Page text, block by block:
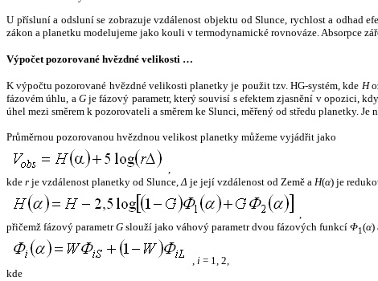
U přísluní a odsluní se zobrazuje vzdálenost objektu od Slunce, rychlost a odhad
zákon a planetku modelujeme jako kouli v termodynamické rovnováze. Absorpce
Výpočet pozorované hvězdné velikosti …
K výpočtu pozorované hvězdné velikosti planetky je použit tzv. HG-systém, kde H
fázovém úhlu, a Gje fázový parametr, který souvisí s efektem zjasnění v opozici,
úhel mezi směrem k pozorovateli a směrem ke Slunci, měřený od středu planetky.
Průměrnou pozorovanou hvězdnou velikost planetky můžeme vyjádřit jako
,
kde r je vzdálenost planetky od Slunce,Δ je její vzdálenost od Země a H(α) je
,
přičemž fázový parametrG slouží jako váhový parametr dvou fázových funkcí Φ1(α)
, i = 1, 2,
kde